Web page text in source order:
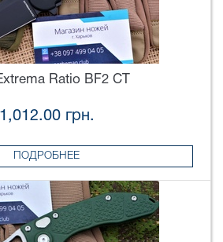
Ratio BF2 CT
1,012.00 грн.
ПОДРОБНЕЕ